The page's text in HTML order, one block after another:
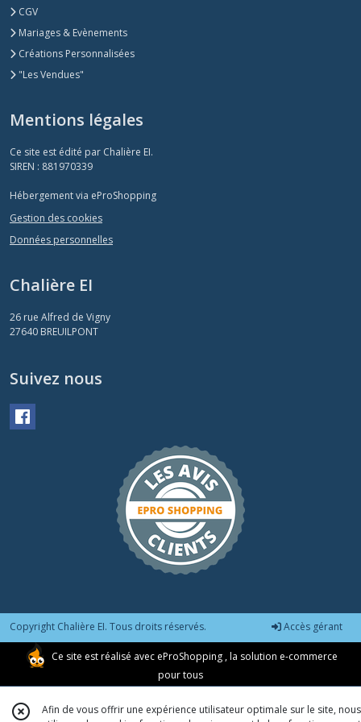
CGV
Mariages & Evènements
Créations Personnalisées
"Les Vendues"
Mentions légales
Ce site est édité par Chalière EI.
SIREN : 881970339
Hébergement via eProShopping
Gestion des cookies
Données personnelles
Chalière EI
26 rue Alfred de Vigny
27640 BREUILPONT
Suivez nous
Copyright Chalière EI. Tous droits réservés. Accès gérant
Ce site est réalisé avec eProShopping , la solution e-commerce
pour tous
Afin de vous offrir une expérience utilisateur optimale sur le site, nous